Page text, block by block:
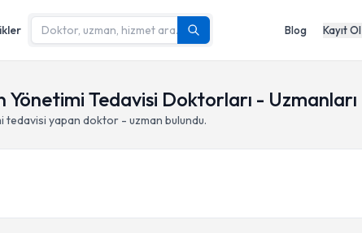
Blog Kayıt Ol
Tedavisi Doktorları - Uzmanları
tedavisi yapan doktor - uzman bulundu.